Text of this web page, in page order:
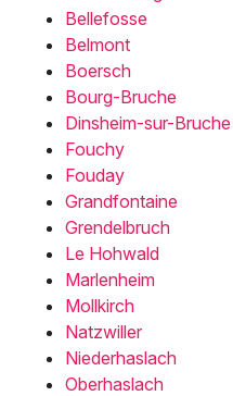
Bellefosse
Belmont
Boersch
Bourg-Bruche
Dinsheim-sur-Bruche
Fouchy
Fouday
Grandfontaine
Grendelbruch
Le Hohwald
Marlenheim
Mollkirch
Natzwiller
Niederhaslach
Oberhaslach